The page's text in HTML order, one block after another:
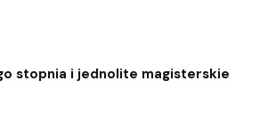
stopnia i jednolite magisterskie